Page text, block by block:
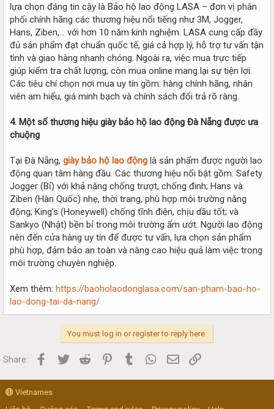
lựa chọn đáng tin cậy là Bảo hộ lao động LASA – đơn vị phân
phối chính hãng các thương hiệu nổi tiếng như 3M, Jogger,
Hans, Ziben,… với hơn 10 năm kinh nghiệm. LASA cung cấp đầy
đủ sản phẩm đạt chuẩn quốc tế, giá cả hợp lý, hỗ trợ tư vấn tận
tình và giao hàng nhanh chóng. Ngoài ra, việc mua trực tiếp
giúp kiểm tra chất lượng, còn mua online mang lại sự tiện lợi.
Các tiêu chí chọn nơi mua uy tín gồm: hàng chính hãng, nhân
viên am hiểu, giá minh bạch và chính sách đổi trả rõ ràng.
4. Một số thương hiệu giày bảo hộ lao động Đà Nẵng được ưa
chuộng
Tại Đà Nẵng, giày bảo hộ lao động là sản phẩm được người lao
động quan tâm hàng đầu. Các thương hiệu nổi bật gồm: Safety
Jogger (Bỉ) với khả năng chống trượt, chống đinh; Hans và
Ziben (Hàn Quốc) nhẹ, thời trang, phù hợp môi trường năng
động; King’s (Honeywell) chống tĩnh điện, chịu dầu tốt; và
Sankyo (Nhật) bền bỉ trong môi trường ẩm ướt. Người lao động
nên đến cửa hàng uy tín để được tư vấn, lựa chọn sản phẩm
phù hợp, đảm bảo an toàn và nâng cao hiệu quả làm việc trong
môi trường chuyên nghiệp.
Xem thêm: https://baoholaodonglasa.com/san-pham-bao-ho-
lao-dong-tai-da-nang/
You must log in or register to reply here.
Share: Facebook
Twitter Reddit PinterestTumblr WhatsApp
Email
Vietnames